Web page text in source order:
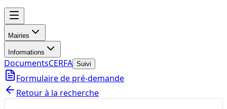
Mairies
Informations
DocumentsCERFA Suivi
Formulaire de pré-demande
Retour à la recherche